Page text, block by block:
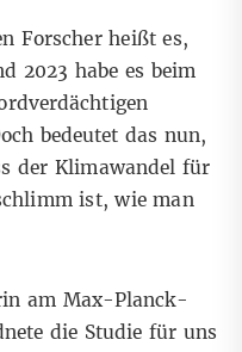
Forscher heißt es,
2023 habe es beim
bedeutet das nun,
der Klimawandel für
ist, wie man
am Max-Planck-
die Studie für uns